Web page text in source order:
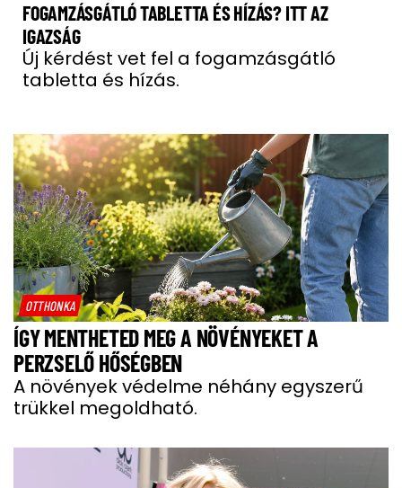
FOGAMZÁSGÁTLÓ TABLETTA ÉS HÍZÁS? ITT AZ
IGAZSÁG
Új kérdést vet fel a fogamzásgátló
tabletta és hízás.
OTTHONKA
ÍGY MENTHETED MEG A NÖVÉNYEKET A
PERZSELŐ HŐSÉGBEN
A növények védelme néhány egyszerű
trükkel megoldható.